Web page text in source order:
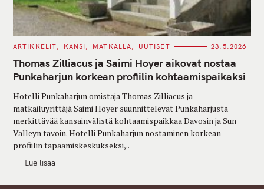
C
T
E
G
O
I
S
ARTIKKELIT KANSI MATKALLA UUTISET 23.5.2026
Thomas Zilliacus ja Saimi Hoyer aikovat nostaa
Punkaharjun korkean profiilin kohtaamispaikaksi
Hotelli Punkaharjun omistaja Thomas Zilliacus ja
matkailuyrittäjä Saimi Hoyer suunnittelevat Punkaharjusta
merkittävää kansainvälistä kohtaamispaikkaa Davosin ja Sun
Valleyn tavoin. Hotelli Punkaharjun nostaminen korkean
profiilin tapaamiskeskukseksi,..
Lue lisää